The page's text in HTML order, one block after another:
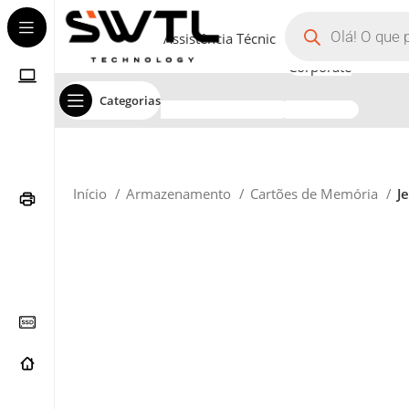
Categorias
Assistência Técnica
Corporate
Início Armazenamento Cartões de Memória